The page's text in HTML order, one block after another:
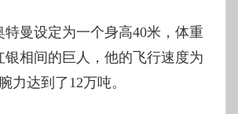
设定为一个身高40米，体重
银相间的巨人，他的飞行速度为
力达到了12万吨。